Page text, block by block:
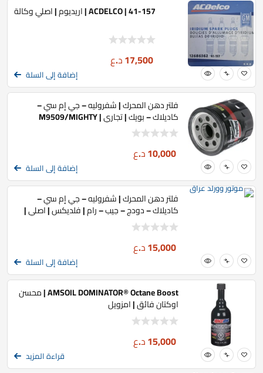
ACDELCO | 41-157 | اريديوم | اصلي وكالة
17,500د.ع
إضافة إلى السلة
فلتر دهن المحرك | شفروليه – جي إم سي –
كاديلاك – بويك | تجاري | M9509/MIGHTY
10,000د.ع
إضافة إلى السلة
فلتر دهن المحرك | شفروليه – جي إم سي –
كاديلاك – دودج – جيب – رام | فلديكس | اصلي |
72234WS
15,000د.ع
إضافة إلى السلة
AMSOIL DOMINATOR® Octane Boost | محسن
اوكتان فائق | امزويل
15,000د.ع
قراءة المزيد